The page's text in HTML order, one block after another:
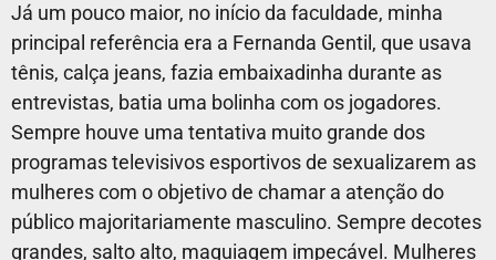
Já um pouco maior, no início da faculdade, minha
principal referência era a Fernanda Gentil, que usava
tênis, calça jeans, fazia embaixadinha durante as
entrevistas, batia uma bolinha com os jogadores.
Sempre houve uma tentativa muito grande dos
programas televisivos esportivos de sexualizarem as
mulheres com o objetivo de chamar a atenção do
público majoritariamente masculino. Sempre decotes
grandes, salto alto, maquiagem impecável. Mulheres